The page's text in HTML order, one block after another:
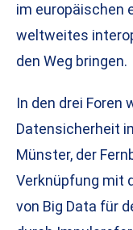
im europäischen
weltweites
den Weg bringen.
In den drei Foren
Datensicherheit
Münster, der
Verknüpfung mit
von Big Data für